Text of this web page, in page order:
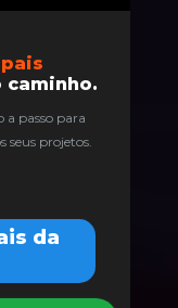
caminho.
a passo para
seus projetos.
da